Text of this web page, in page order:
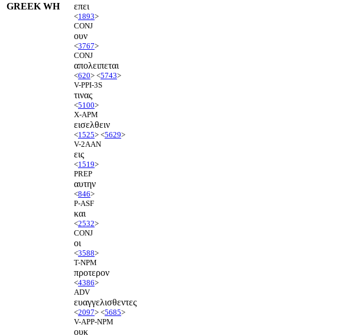
GREEK WH επει
<1893>
CONJ
ουν
<3767>
CONJ
απολειπεται
<620> <5743>
V-PPI-3S
τινας
<5100>
X-APM
εισελθειν
<1525> <5629>
V-2AAN
εις
<1519>
PREP
αυτην
<846>
P-ASF
και
<2532>
CONJ
οι
<3588>
T-NPM
προτερον
<4386>
ADV
ευαγγελισθεντες
<2097> <5685>
V-APP-NPM
ουκ